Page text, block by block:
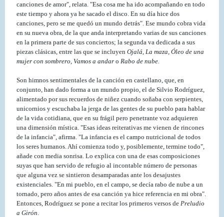
canciones de amor", relata. "Esa cosa me ha ido acompañando en todo
este tiempo y ahora ya he sacado el disco. En su día hice dos
canciones, pero se me quedó un mundo detrás". Ese mundo cobra vida
en su nueva obra, de la que anda interpretando varias de sus canciones
en la primera parte de sus conciertos; la segunda va dedicada a sus
piezas clásicas, entre las que se incluyen Ojalá, La maza, Óleo de una
mujer con sombrero, Vamos a andar o Rabo de nube.
Son himnos sentimentales de la canción en castellano, que, en
conjunto, han dado forma a un mundo propio, el de Silvio Rodríguez,
alimentado por sus recuerdos de niñez cuando soñaba con serpientes,
unicornios y escuchaba la jerga de las gentes de su pueblo para hablar
de la vida cotidiana, que en su frágil pero penetrante voz adquieren
una dimensión mística. "Esas ideas reiterativas me vienen de rincones
de la infancia", afirma. "La infancia es el campo nutricional de todos
los seres humanos. Ahí comienza todo y, posiblemente, termine todo",
añade con media sonrisa. Lo explica con una de esas composiciones
suyas que han servido de refugio al incontable número de personas
que alguna vez se sintieron desamparadas ante los desajustes
existenciales. "En mi pueblo, en el campo, se decía rabo de nube a un
tornado, pero años antes de esa canción ya hice referencia en mi obra".
Entonces, Rodríguez se pone a recitar los primeros versos de Preludio
a Girón.